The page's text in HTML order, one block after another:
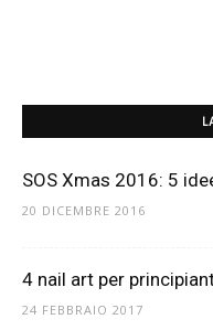
SOS Xmas 2016: 5
20 DICEMBRE 2016
4 nail art per
24 FEBBRAIO 2017